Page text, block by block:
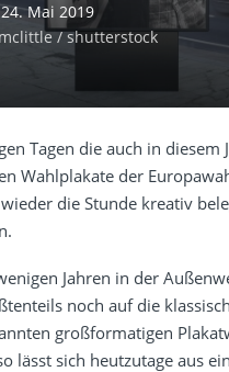
24. Mai 2019
/ shutterstock
Tagen die auch in diesem
Wahlplakate der
die Stunde kreativ
Jahren in der
noch auf die
großformatigen
lässt sich heutzutage aus